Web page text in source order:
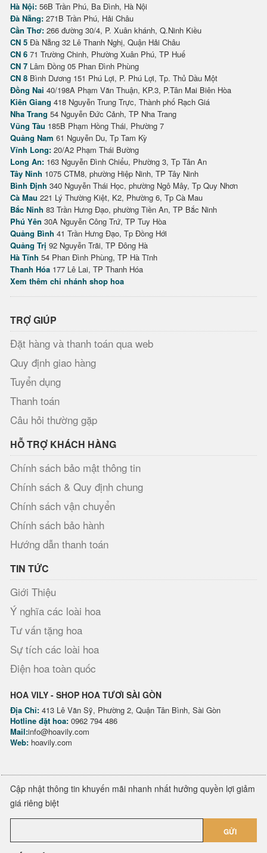
Hà Nội: 56B Trần Phú, Ba Đình, Hà Nội
Đà Nẵng: 271B Trần Phú, Hải Châu
Cần Thơ: 266 đường 30/4, P. Xuân khánh, Q.Ninh Kiều
CN 5 Đà Nẵng 32 Lê Thanh Nghị, Quận Hải Châu
CN 6 71 Trường Chinh, Phường Xuân Phú, TP Huế
CN 7 Lâm Đồng 05 Phan Đình Phùng
CN 8 Bình Dương 151 Phú Lợi, P. Phú Lợi, Tp. Thủ Dầu Một
Đồng Nai 40/198A Phạm Văn Thuận, KP.3, P.Tân Mai Biên Hòa
Kiên Giang 418 Nguyễn Trung Trực, Thành phố Rạch Giá
Nha Trang 54 Nguyễn Đức Cảnh, TP Nha Trang
Vũng Tàu 185B Phạm Hồng Thái, Phường 7
Quảng Nam 61 Nguyễn Du, Tp Tam Kỳ
Vĩnh Long: 20/A2 Phạm Thái Bường
Long An: 163 Nguyễn Đình Chiểu, Phường 3, Tp Tân An
Tây Ninh 1075 CTM8, phường Hiệp Ninh, TP Tây Ninh
Bình Định 340 Nguyễn Thái Học, phường Ngô Mây, Tp Quy Nhơn
Cà Mau 221 Lý Thường Kiệt, K2, Phường 6, Tp Cà Mau
Bắc Ninh 83 Trần Hưng Đạo, phường Tiền An, TP Bắc Ninh
Phú Yên 30A Nguyễn Công Trứ, TP Tuy Hòa
Quảng Bình 41 Trần Hưng Đạo, Tp Đồng Hới
Quảng Trị 92 Nguyễn Trãi, TP Đông Hà
Hà Tĩnh 54 Phan Đình Phùng, TP Hà Tĩnh
Thanh Hóa 177 Lê Lai, TP Thanh Hóa
Xem thêm chi nhánh shop hoa
TRỢ GIÚP
Đặt hàng và thanh toán qua web
Quy định giao hàng
Tuyển dụng
Thanh toán
Câu hỏi thường gặp
HỖ TRỢ KHÁCH HÀNG
Chính sách bảo mật thông tin
Chính sách & Quy định chung
Chính sách vận chuyển
Chính sách bảo hành
Hướng dẫn thanh toán
TIN TỨC
Giới Thiệu
Ý nghĩa các loài hoa
Tư vấn tặng hoa
Sự tích các loài hoa
Điện hoa toàn quốc
HOA VILY - SHOP HOA TƯƠI SÀI GÒN
Địa Chỉ: 413 Lê Văn Sỹ, Phường 2, Quận Tân Bình, Sài Gòn
Hotline đặt hoa: 0962 794 486
Mail:info@hoavily.com
Web: hoavily.com
Cập nhật thông tin khuyến mãi nhanh nhất hưởng quyền lợi giảm
giá riêng biệt
GỬI